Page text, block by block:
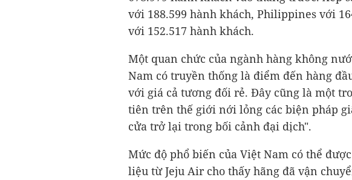
với 188.599 hành khách, Philippines với
với 152.517 hành khách.
Một quan chức của ngành hàng không
Nam có truyền thống là điểm đến hàng
với giá cả tương đối rẻ. Đây cũng là một
tiên trên thế giới nới lỏng các biện pháp
cửa trở lại trong bối cảnh đại dịch".
Mức độ phổ biến của Việt Nam có thể
liệu từ Jeju Air cho thấy hãng đã vận